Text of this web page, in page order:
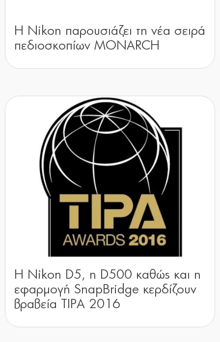
Η Nikon παρουσιάζει τη νέα σειρά
πεδιοσκοπίων MONARCH
Η Nikon D5, η D500 καθώς και η
εφαρμογή SnapBridge κερδίζουν
βραβεία TIPA 2016